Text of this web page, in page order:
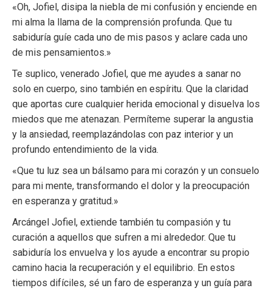
«Oh, Jofiel, disipa la niebla de mi confusión y enciende en
mi alma la llama de la comprensión profunda. Que tu
sabiduría guíe cada uno de mis pasos y aclare cada uno
de mis pensamientos.»
Te suplico, venerado Jofiel, que me ayudes a sanar no
solo en cuerpo, sino también en espíritu. Que la claridad
que aportas cure cualquier herida emocional y disuelva los
miedos que me atenazan. Permíteme superar la angustia
y la ansiedad, reemplazándolas con paz interior y un
profundo entendimiento de la vida.
«Que tu luz sea un bálsamo para mi corazón y un consuelo
para mi mente, transformando el dolor y la preocupación
en esperanza y gratitud.»
Arcángel Jofiel, extiende también tu compasión y tu
curación a aquellos que sufren a mi alrededor. Que tu
sabiduría los envuelva y los ayude a encontrar su propio
camino hacia la recuperación y el equilibrio. En estos
tiempos difíciles, sé un faro de esperanza y un guía para